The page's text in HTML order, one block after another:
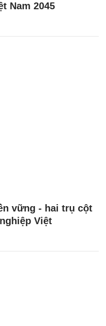
Nam 2045
vững - hai trụ cột
Việt